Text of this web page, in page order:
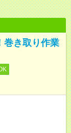
巻き取り作業